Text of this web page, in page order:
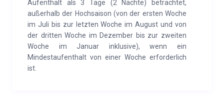
Aufenthalt als 3 Tage (2 Nächte) betrachtet,
außerhalb der Hochsaison (von der ersten Woche
im Juli bis zur letzten Woche im August und von
der dritten Woche im Dezember bis zur zweiten
Woche im Januar inklusive), wenn ein
Mindestaufenthalt von einer Woche erforderlich
ist.